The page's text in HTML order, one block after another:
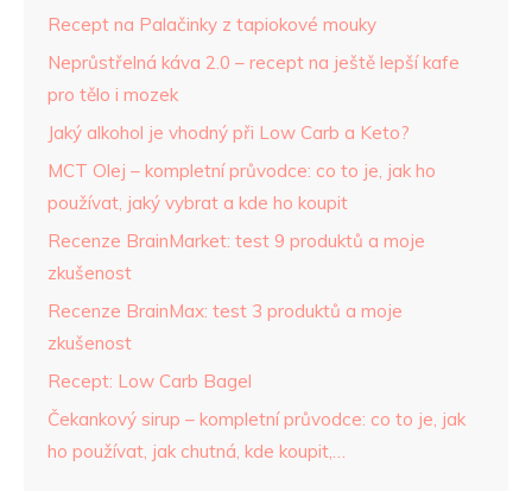
Recept na Palačinky z tapiokové mouky
Neprůstřelná káva 2.0 – recept na ještě lepší kafe
pro tělo i mozek
Jaký alkohol je vhodný při Low Carb a Keto?
MCT Olej – kompletní průvodce: co to je, jak ho
používat, jaký vybrat a kde ho koupit
Recenze BrainMarket: test 9 produktů a moje
zkušenost
Recenze BrainMax: test 3 produktů a moje
zkušenost
Recept: Low Carb Bagel
Čekankový sirup – kompletní průvodce: co to je, jak
ho používat, jak chutná, kde koupit,…